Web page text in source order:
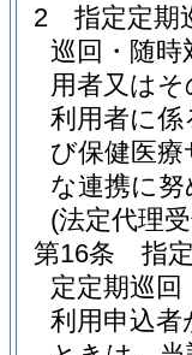
2
指定定期
巡回・随時
用者又は
利用者に係
び保健医
な連携に
(法定代理
第16条
指
定定期巡
利用申込